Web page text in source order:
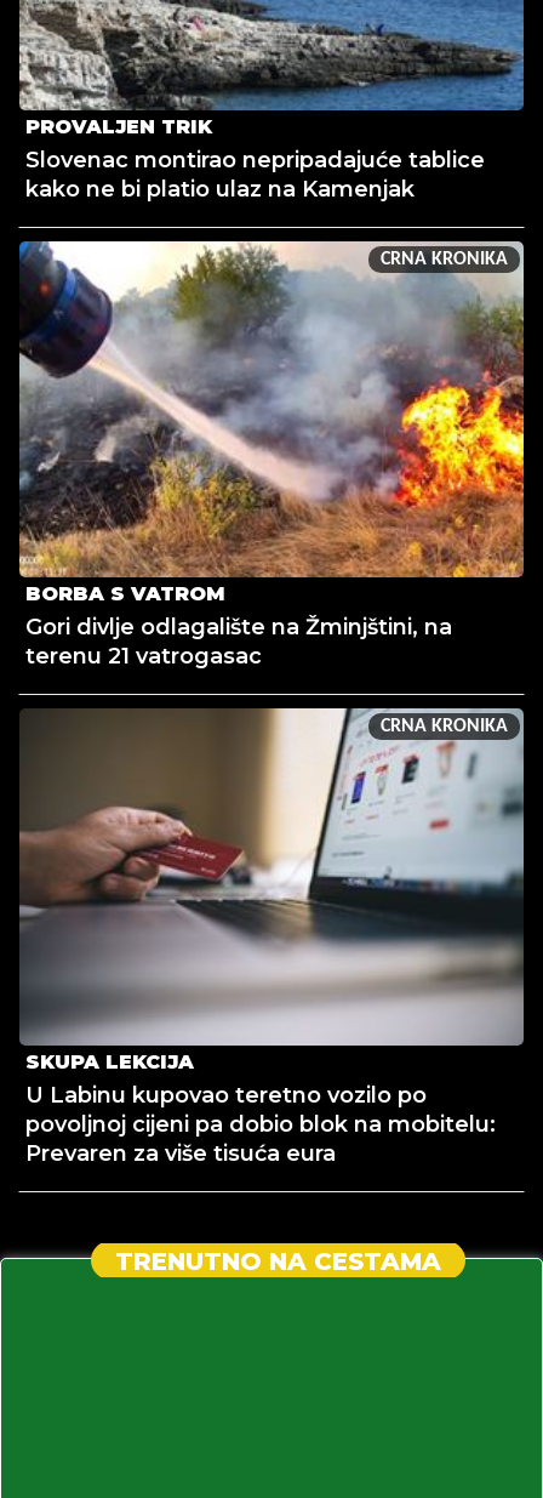
PROVALJEN TRIK
Slovenac montirao nepripadajuće tablice
kako ne bi platio ulaz na Kamenjak
CRNA KRONIKA
BORBA S VATROM
Gori divlje odlagalište na Žminjštini, na
terenu 21 vatrogasac
CRNA KRONIKA
SKUPA LEKCIJA
U Labinu kupovao teretno vozilo po
povoljnoj cijeni pa dobio blok na mobitelu:
Prevaren za više tisuća eura
TRENUTNO NA CESTAMA